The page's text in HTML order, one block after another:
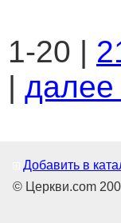
1-20 |
| далее
Добавить в
© Церкви.com